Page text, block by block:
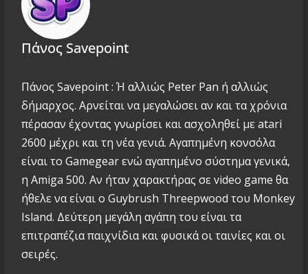
Πάνος Savepoint
Πάνος Savepoint : Ή αλλιώς Peter Pan ή αλλιώς
δήμαρχος. Αρνείται να μεγαλώσει αν και τα χρόνια
πέρασαν έχοντας γνωρίσει και ασχοληθεί με atari
2600 μέχρι και τη νέα γενιά. Αγαπημένη κονσόλα
είναι το Gamegear ενώ αγαπημένο σύστημα γενικά,
η Amiga 500. Αν ήταν χαρακτήρας σε video game θα
ήθελε να είναι ο Guybrush Threepwood του Monkey
Island. Δεύτερη μεγάλη αγάπη του είναι τα
επιτραπέζια παιχνίδια και φυσικά οι ταινίες και οι
σειρές.